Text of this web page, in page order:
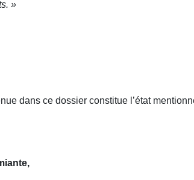
»
dans ce dossier constitue l’état